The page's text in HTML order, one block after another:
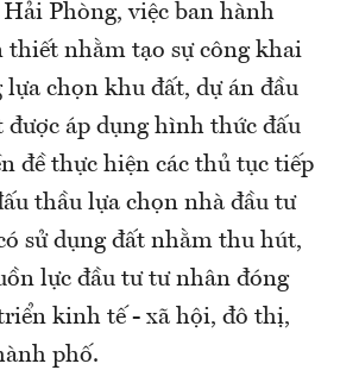
Phòng, việc ban hành
thiết nhằm tạo sự công khai
chọn khu đất, dự án đầu
được áp dụng hình thức đấu
đề thực hiện các thủ tục tiếp
thầu lựa chọn nhà đầu tư
sử dụng đất nhằm thu hút,
lực đầu tư tư nhân đóng
kinh tế - xã hội, đô thị,
phố.